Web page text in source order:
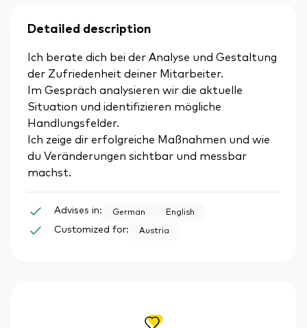
Detailed description
Ich berate dich bei der Analyse und Gestaltung
der Zufriedenheit deiner Mitarbeiter.
Im Gespräch analysieren wir die aktuelle
Situation und identifizieren mögliche
Handlungsfelder.
Ich zeige dir erfolgreiche Maßnahmen und wie
du Veränderungen sichtbar und messbar
machst.
Advises in: German English
Customized for: Austria